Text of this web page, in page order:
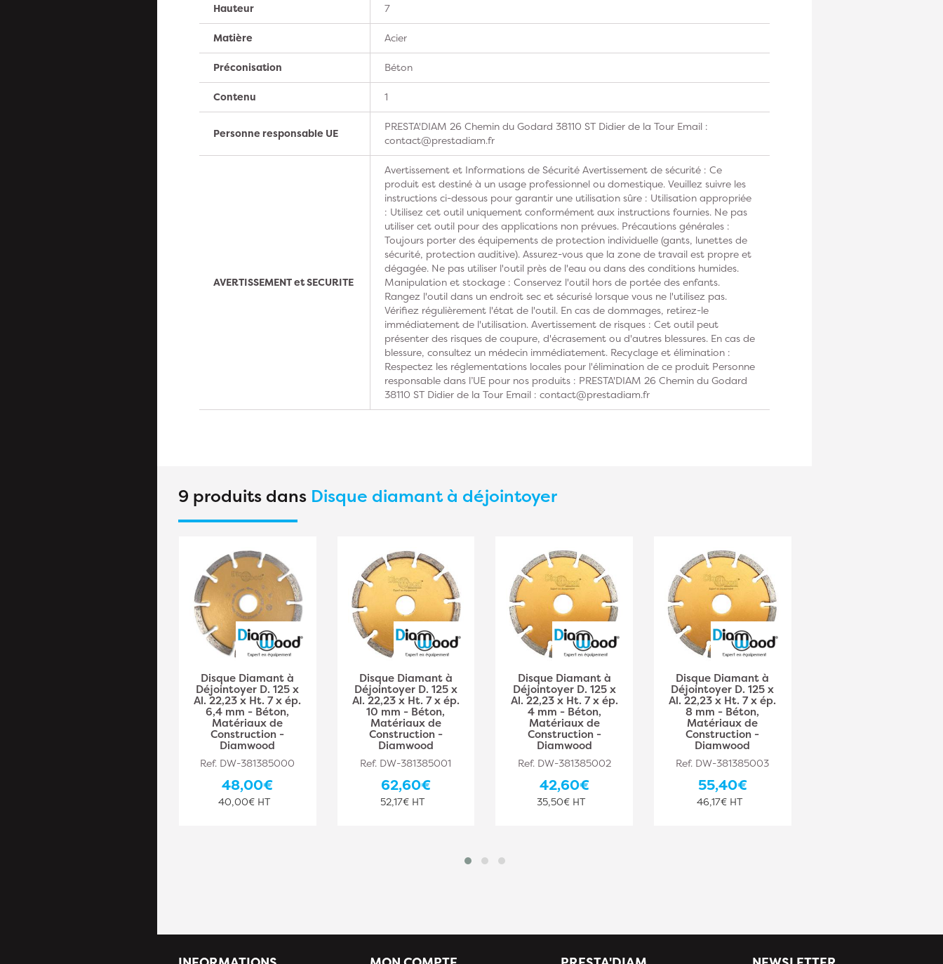
Hauteur 7
Matière Acier
Préconisation Béton
Contenu 1
Personne responsable UE
PRESTA'DIAM 26 Chemin du Godard 38110 ST Didier de la Tour Email :
contact@prestadiam.fr
AVERTISSEMENT et SECURITE
Avertissement et Informations de Sécurité Avertissement de sécurité : Ce
produit est destiné à un usage professionnel ou domestique. Veuillez suivre les
instructions ci-dessous pour garantir une utilisation sûre : Utilisation appropriée
: Utilisez cet outil uniquement conformément aux instructions fournies. Ne pas
utiliser cet outil pour des applications non prévues. Précautions générales :
Toujours porter des équipements de protection individuelle (gants, lunettes de
sécurité, protection auditive). Assurez-vous que la zone de travail est propre et
dégagée. Ne pas utiliser l'outil près de l'eau ou dans des conditions humides.
Manipulation et stockage : Conservez l'outil hors de portée des enfants.
Rangez l'outil dans un endroit sec et sécurisé lorsque vous ne l'utilisez pas.
Vérifiez régulièrement l'état de l'outil. En cas de dommages, retirez-le
immédiatement de l'utilisation. Avertissement de risques : Cet outil peut
présenter des risques de coupure, d'écrasement ou d'autres blessures. En cas de
blessure, consultez un médecin immédiatement. Recyclage et élimination :
Respectez les réglementations locales pour l'élimination de ce produit Personne
responsable dans l’UE pour nos produits : PRESTA'DIAM 26 Chemin du Godard
38110 ST Didier de la Tour Email : contact@prestadiam.fr
9 produits dans Disque diamant à déjointoyer
Disque Diamant à
Déjointoyer D. 125 x
Al. 22,23 x Ht. 7 x ép.
6,4 mm - Béton,
Matériaux de
Construction -
Diamwood
Ref. DW-381385000
48,00€
40,00€ HT
Disque Diamant à
Déjointoyer D. 125 x
Al. 22,23 x Ht. 7 x ép.
10 mm - Béton,
Matériaux de
Construction -
Diamwood
Ref. DW-381385001
62,60€
52,17€ HT
Disque Diamant à
Déjointoyer D. 125 x
Al. 22,23 x Ht. 7 x ép.
4 mm - Béton,
Matériaux de
Construction -
Diamwood
Ref. DW-381385002
42,60€
35,50€ HT
Disque Diamant à
Déjointoyer D. 125 x
Al. 22,23 x Ht. 7 x ép.
8 mm - Béton,
Matériaux de
Construction -
Diamwood
Ref. DW-381385003
55,40€
46,17€ HT